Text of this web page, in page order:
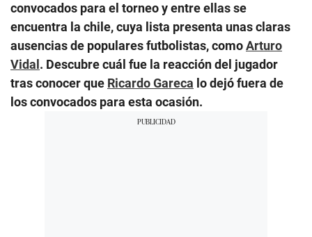
convocados para el torneo y entre ellas se
encuentra la chile, cuya lista presenta unas claras
ausencias de populares futbolistas, comoArturo
Vidal . Descubre cuál fue la reacción del jugador
tras conocer que Ricardo Gareca lo dejó fuera de
los convocados para esta ocasión.